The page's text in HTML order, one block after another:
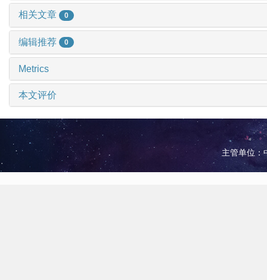
相关文章 0
编辑推荐 0
Metrics
本文评价
主管单位：